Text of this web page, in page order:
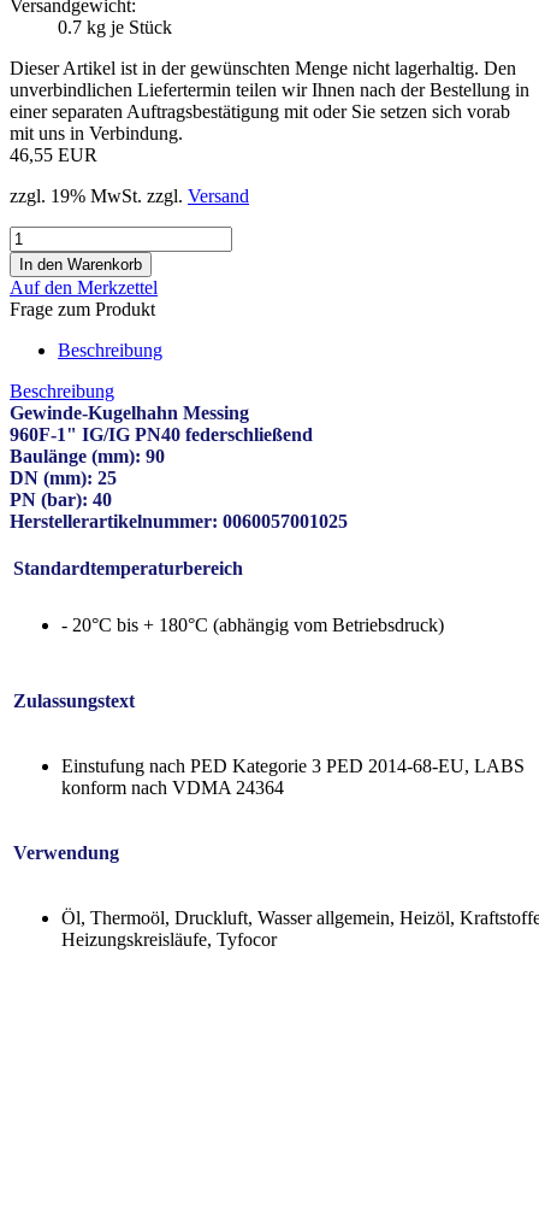
Versandgewicht:
0.7 kg je Stück
Dieser Artikel ist in der gewünschten Menge nicht lagerhaltig. Den
unverbindlichen Liefertermin teilen wir Ihnen nach der Bestellung in
einer separaten Auftragsbestätigung mit oder Sie setzen sich vorab
mit uns in Verbindung.
46,55 EUR
zzgl. 19% MwSt. zzgl. Versand
Auf den Merkzettel
Frage zum Produkt
Beschreibung
Beschreibung
Gewinde-Kugelhahn Messing
960F-1" IG/IG PN40 federschließend
Baulänge (mm): 90
DN (mm): 25
PN (bar): 40
Herstellerartikelnummer: 0060057001025
Standardtemperaturbereich
- 20°C bis + 180°C (abhängig vom Betriebsdruck)
Zulassungstext
Einstufung nach PED Kategorie 3 PED 2014-68-EU, LABS
konform nach VDMA 24364
Verwendung
Öl, Thermoöl, Druckluft, Wasser allgemein, Heizöl,
Heizungskreisläufe, Tyfocor